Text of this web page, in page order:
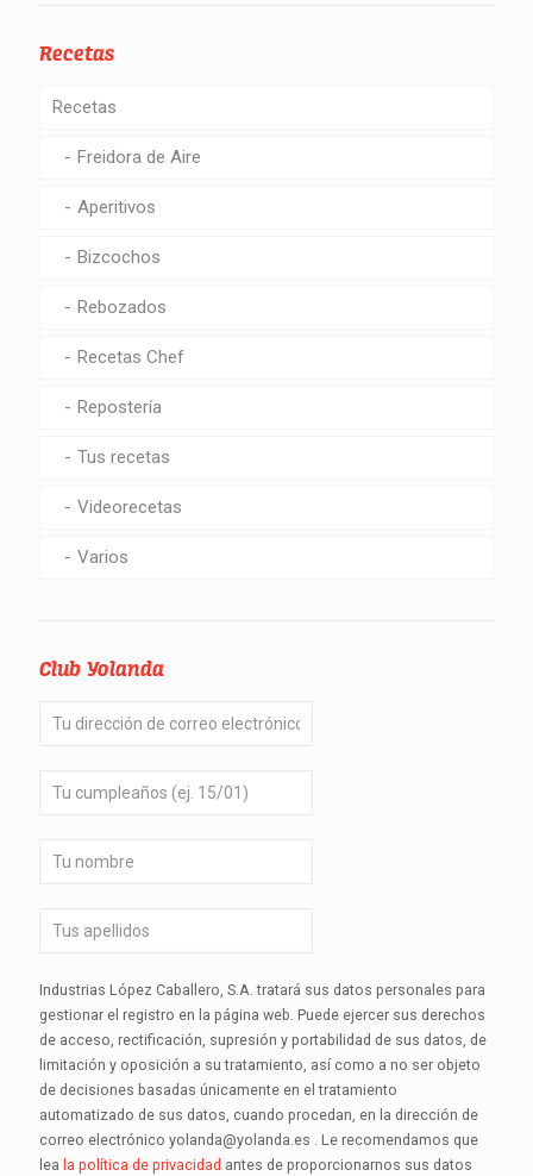
Recetas
Recetas
Freidora de Aire
Aperitivos
Bizcochos
Rebozados
Recetas Chef
Repostería
Tus recetas
Videorecetas
Varios
Club Yolanda
Industrias López Caballero, S.A. tratará sus datos personales para
gestionar el registro en la página web. Puede ejercer sus derechos
de acceso, rectificación, supresión y portabilidad de sus datos, de
limitación y oposición a su tratamiento, así como a no ser objeto
de decisiones basadas únicamente en el tratamiento
automatizado de sus datos, cuando procedan, en la dirección de
correo electrónico yolanda@yolanda.es . Le recomendamos que
lea la política de privacidad antes de proporcionarnos sus datos